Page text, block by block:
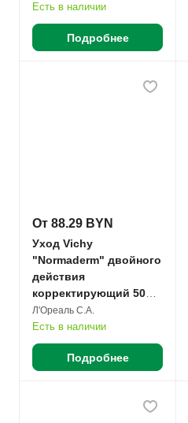
Есть в наличии
Подробнее
От 88.29 BYN
Уход Vichy
"Normaderm" двойного
действия
корректирующий 50мл
№1
Л'Ореаль С.А.
Есть в наличии
Подробнее